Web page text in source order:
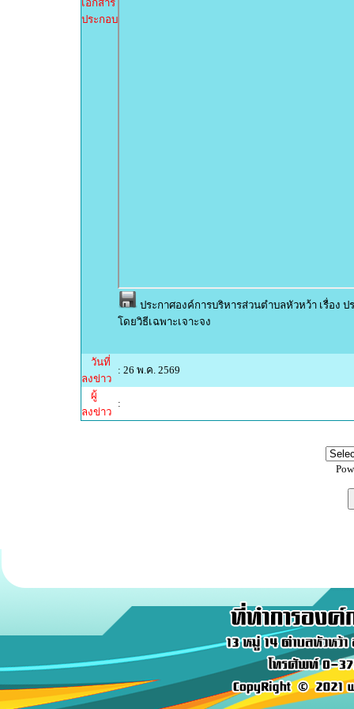
เอกสาร
ประกอบ
ประกาศองค์การบริหารส่วนตำบลหัวหว้า เรื่อง
โดยวิธีเฉพาะเจาะจง
วันที่
ลงข่าว
: 26 พ.ค. 2569
ผู้
ลงข่าว
: